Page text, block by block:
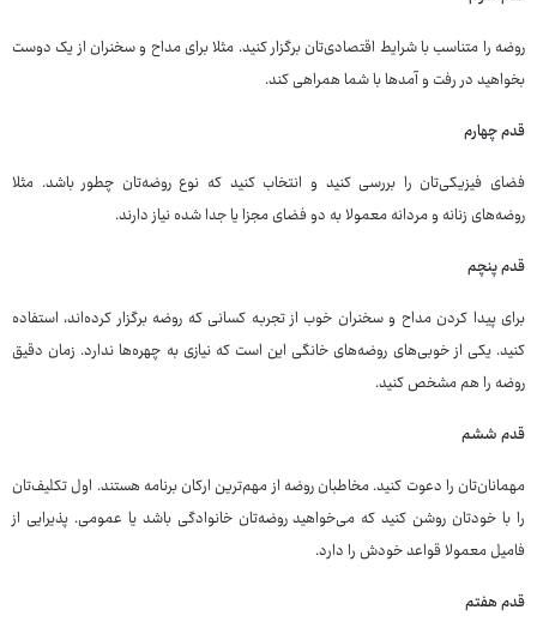
روضه را متناسب با شرایط اقتصادی‌تان برگزار کنید. مثلا برای مداح و سخنران از یک دوست
بخواهید در رفت و آمدها با شما همراهی کند.
قدم چهارم
فضای فیزیکی‌تان را بررسی کنید و انتخاب کنید که نوع روضه‌تان چطور باشد. مثلا
روضه‌های زنانه و مردانه معمولا به دو فضای مجزا یا جدا شده نیاز دارند.
قدم پنچم
برای پیدا کردن مداح و سخنران خوب از تجربه کسانی که روضه برگزار کرده‌اند، استفاده
کنید. یکی از خوبی‌های روضه‌های خانگی این است که نیازی به چهره‌ها ندارد. زمان دقیق
روضه را هم مشخص کنید.
قدم ششم
مهمانان‌تان را دعوت کنید. مخاطبان روضه از مهم‌ترین ارکان برنامه هستند. اول تکلیف‌تان
را با خودتان روشن کنید که می‌خواهید روضه‌تان خانوادگی باشد یا عمومی. پذیرایی از
فامیل معمولا قواعد خودش را دارد.
قدم هفتم